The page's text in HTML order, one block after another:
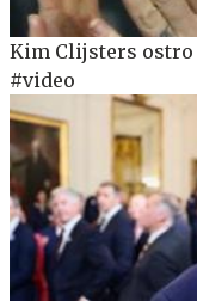
Kim Clijsters
#video